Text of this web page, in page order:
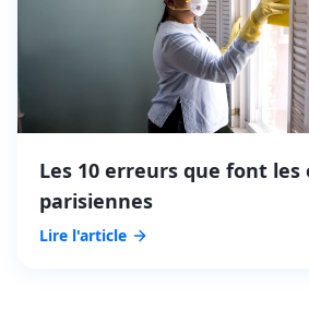
Les 10 erreurs que font
parisiennes
Lire l'article